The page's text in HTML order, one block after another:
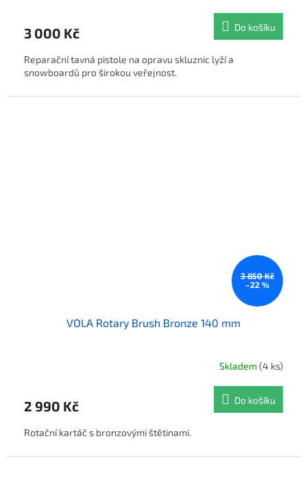
3 000 Kč Do košíku
Reparační tavná pistole na opravu skluznic lyží a
snowboardů pro širokou veřejnost.
3 850 Kč
–22 %
VOLA Rotary Brush Bronze 140 mm
Skladem(4 ks)
2 990 Kč Do košíku
Rotační kartáč s bronzovými štětinami.